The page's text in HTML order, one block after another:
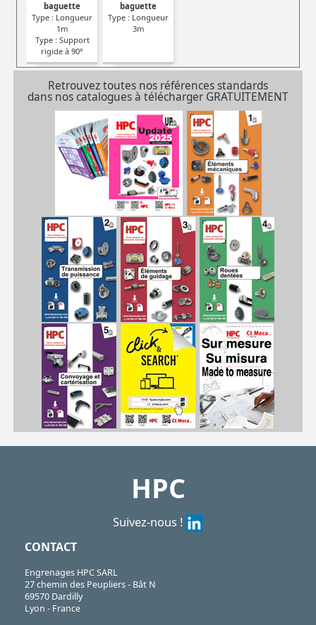
baguette
Type : Longueur
1m
Type : Support
rigide à 90°
baguette
Type : Longueur
3m
Retrouvez toutes nos références standards
dans nos catalogues à télécharger GRATUITEMENT
HPC
Suivez-nous !
CONTACT
Engrenages HPC SARL
27 chemin des Peupliers - Bât N
69570 Dardilly
Lyon - France